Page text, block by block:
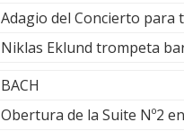
Adagio del Concierto para
Niklas Eklund trompeta
BACH
Obertura de la Suite Nº2